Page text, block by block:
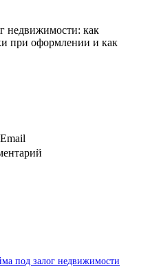
недвижимости: как
при оформлении и как
Email
под залог недвижимости